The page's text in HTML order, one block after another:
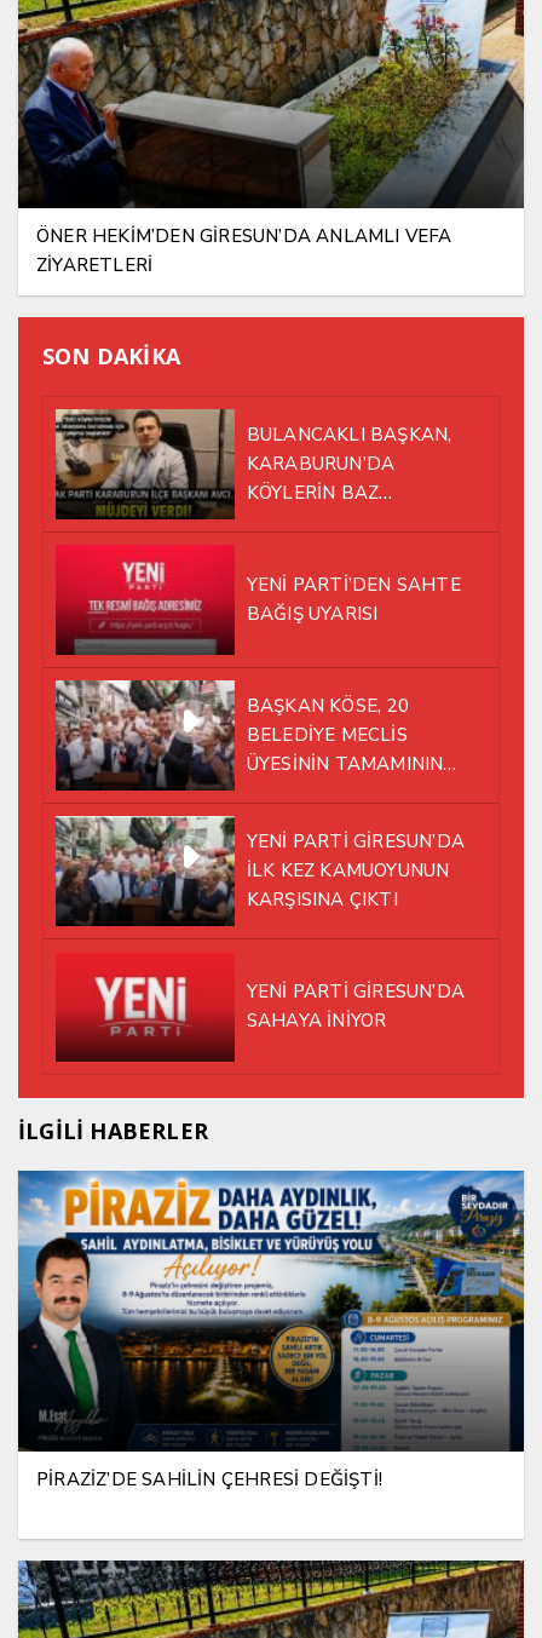
ÖNER HEKİM’DEN GİRESUN’DA ANLAMLI VEFA
ZİYARETLERİ
SON DAKİKA
BULANCAKLI BAŞKAN,
KARABURUN’DA
KÖYLERİN BAZ
YENİ PARTİ’DEN SAHTE
BAĞIŞ UYARISI
BAŞKAN KÖSE, 20
BELEDİYE MECLİS
ÜYESİNİN TAMAMININ
YÜRÜMEYE KARAR VERDİK
YENİ PARTİ GİRESUN’DA
İLK KEZ KAMUOYUNUN
KARŞISINA ÇIKTI
YENİ PARTİ GİRESUN’DA
SAHAYA İNİYOR
İLGİLİ HABERLER
PİRAZİZ’DE SAHİLİN ÇEHRESİ DEĞİŞTİ!